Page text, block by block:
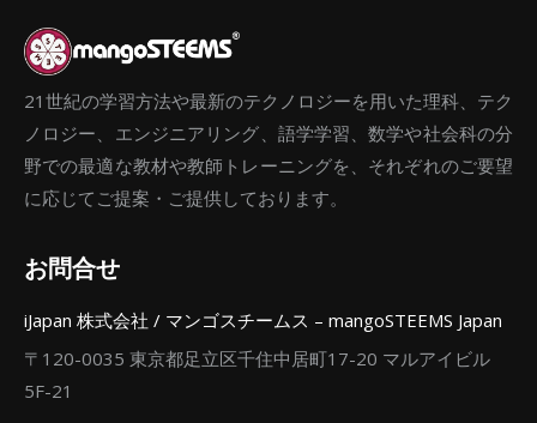
21世紀の学習方法や最新のテクノロジーを用いた理科、テク
ノロジー、エンジニアリング、語学学習、数学や社会科の分
野での最適な教材や教師トレーニングを、それぞれのご要望
に応じてご提案・ご提供しております。
お問合せ
iJapan 株式会社 / マンゴスチームス – mangoSTEEMS Japan
〒120-0035 東京都足立区千住中居町17-20 マルアイビル
5F-21